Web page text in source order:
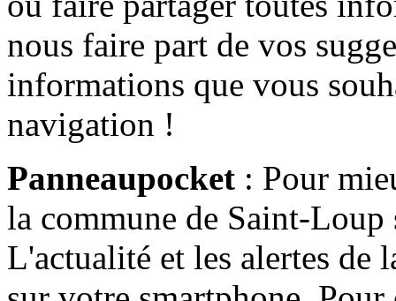
nous faire part de vos
informations que vous
navigation !
Panneaupocket : Pour
la commune de Saint-Loup
L'actualité et les alertes de